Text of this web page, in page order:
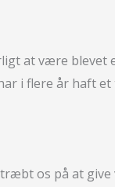
at være blevet
i flere år haft
os på at